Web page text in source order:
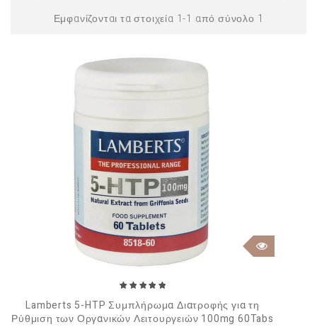
Εμφανίζονται τα στοιχεία 1-1 από σύνολο 1
Lamberts 5-HTP Συμπλήρωμα Διατροφής για τη
Ρύθμιση των Οργανικών Λειτουργειών 100mg 60Tabs